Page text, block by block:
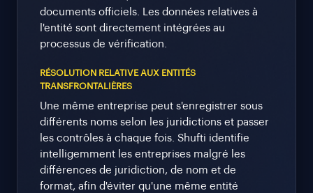
documents officiels. Les données relatives à
l'entité sont directement intégrées au
processus de vérification.
RÉSOLUTION RELATIVE AUX ENTITÉS
TRANSFRONTALIÈRES
Une même entreprise peut s'enregistrer sous
différents noms selon les juridictions et passer
les contrôles à chaque fois. Shufti identifie
intelligemment les entreprises malgré les
différences de juridiction, de nom et de
format, afin d'éviter qu'une même entité